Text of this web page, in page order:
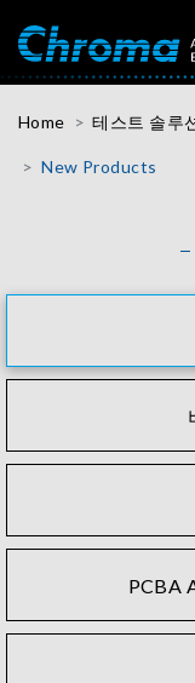
Home 테스트 솔루
New Products
PCBA